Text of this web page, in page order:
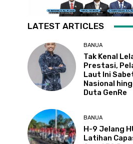
LATEST ARTICLES
BANUA
Tak Kenal
Prestasi,
Laut Ini
Nasional
Duta GenRe
BANUA
H-9 Jelang
Latihan